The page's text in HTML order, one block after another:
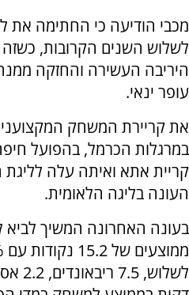
לשלוש השנים הקרובות,
היריבה העשירה והחזקה
עופר ינאי.
את קריירת המשחק
במרגלות הכרמל, בהפועל
קריית אתא ואיתה עלה
העונה בליגה הלאומית.
בעונה האחרונה המשיך